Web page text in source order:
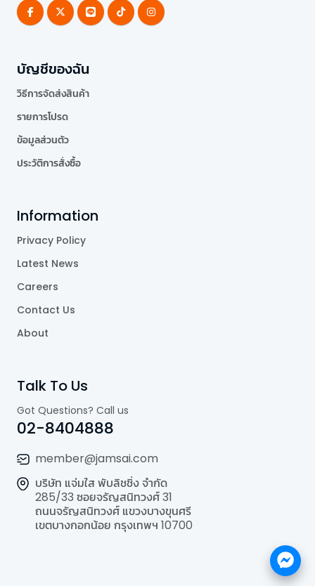
บัญชีของฉัน
วิธีการจัดส่งสินค้า
รายการโปรด
ข้อมูลส่วนตัว
ประวัติการสั่งซื้อ
Information
Privacy Policy
Latest News
Careers
Contact Us
About
Talk To Us
Got Questions? Call us
02-8404888
member@jamsai.com
บริษัท แจ่มใส พับลิชชิ่ง จำกัด
285/33 ซอยจรัญสนิทวงศ์ 31
ถนนจรัญสนิทวงศ์ แขวงบางขุนศรี
เขตบางกอกน้อย กรุงเทพฯ 10700